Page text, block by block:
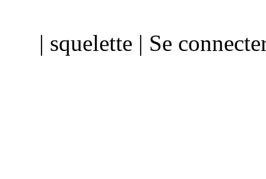
| squelette | Se